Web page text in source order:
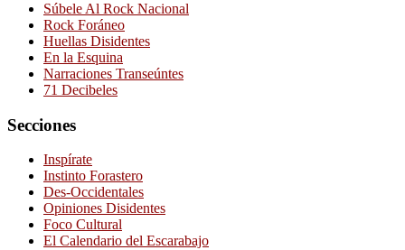
Súbele Al Rock Nacional
Rock Foráneo
Huellas Disidentes
En la Esquina
Narraciones Transeúntes
71 Decibeles
Secciones
Inspírate
Instinto Forastero
Des-Occidentales
Opiniones Disidentes
Foco Cultural
El Calendario del Escarabajo